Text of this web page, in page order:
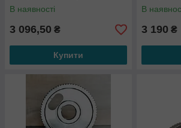
В наявності
3 096,50 ₴
Купити
В
3 190 ₴